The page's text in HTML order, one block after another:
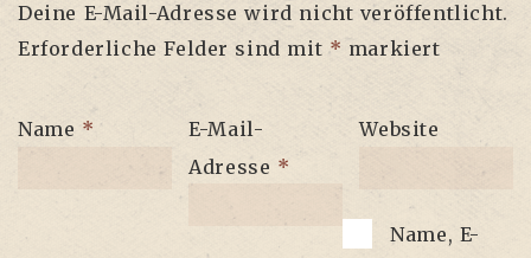
Deine E-Mail-Adresse wird nicht veröffentlicht.
Erforderliche Felder sind mit* markiert
Name *
E-Mail-
Adresse *
Website
Name, E-